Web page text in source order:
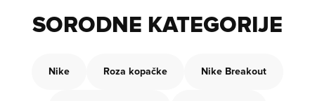
SORODNE KATEGORIJE
Nike Roza kopačke Nike Breakout